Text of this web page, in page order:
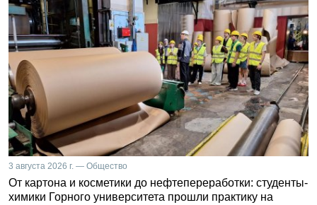
3 августа 2026 г. — Общество
От картона и косметики до нефтепереработки: студенты-
химики Горного университета прошли практику на